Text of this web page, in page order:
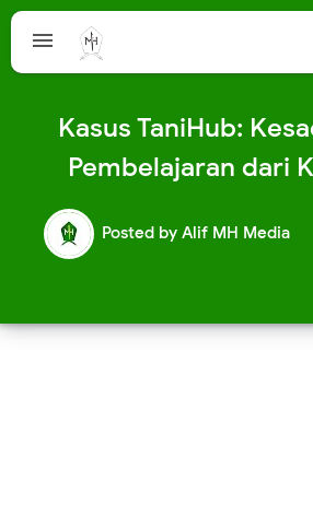

Kasus TaniHub:
Pembelajaran dari
Posted by Alif MH Media